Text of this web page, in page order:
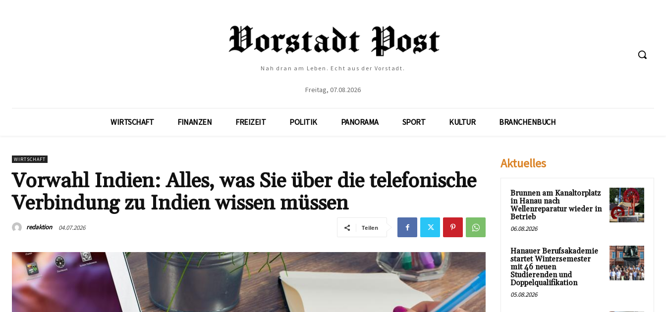
Nah dran am Leben. Echt aus der Vorstadt.
Freitag, 07.08.2026
WIRTSCHAFT FINANZEN FREIZEIT POLITIK PANORAMA SPORT KULTUR BRANCHENBUCH
WIRTSCHAFT
Vorwahl Indien: Alles, was Sie über die telefonische
Verbindung zu Indien wissen müssen
redaktion 04.07.2026 Teilen
Aktuelles
Brunnen am Kanaltorplatz
in Hanau nach
Wellenreparatur wieder in
Betrieb
06.08.2026
Hanauer Berufsakademie
startet Wintersemester
mit 46 neuen
Studierenden und
Doppelqualifikation
05.08.2026